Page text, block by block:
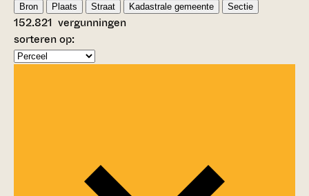
Bron
Plaats Straat Kadastrale gemeente Sectie
152.821 vergunningen
sorteren op: